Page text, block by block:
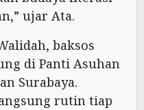
ujar Ata.
baksos
di Panti Asuhan
Surabaya.
rutin tiap